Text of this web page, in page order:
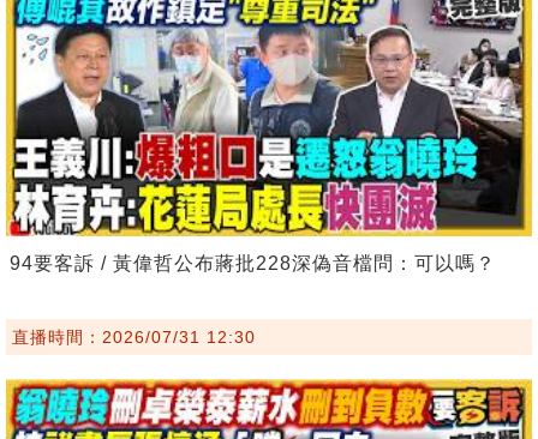
94要客訴 / 黃偉哲公布蔣批228深偽音檔問：可以嗎？
直播時間：2026/07/31 12:30